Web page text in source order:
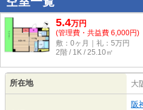
5.4万円
(管理費・共益費 6,000円)
敷：0ヶ月｜礼：5万円
2階 / 1K / 25.10㎡
所在地 大
阪